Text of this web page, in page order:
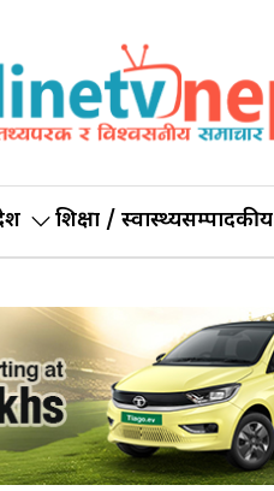
शिक्षा / स्वास्थ्यसम्पादकीय